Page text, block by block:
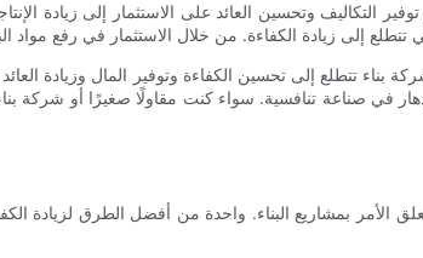
التكاليف وتحسين العائد على الاستثمار إلى زيادة
بناء تتطلع إلى تحسين الكفاءة وتوفير المال وزيادة
في صناعة تنافسية. سواء كنت مقاولًا صغيرًا أو شركة
الأمر بمشاريع البناء. واحدة من أفضل الطرق لزيادة